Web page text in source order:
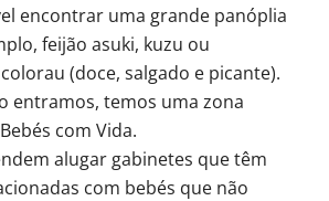
encontrar uma grande panóplia
feijão asuki, kuzu ou
(doce, salgado e picante).
entramos, temos uma zona
com Vida.
alugar gabinetes que têm
com bebés que não